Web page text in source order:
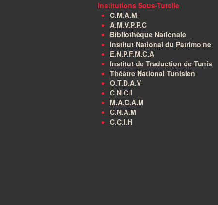
Institutions Sous-Tutelle
C.M.A.M
A.M.V.P.P.C
Bibliothèque Nationale
Institut National du Patrimoine
E.N.P.F.M.C.A
Institut de Traduction de Tunis
Théâtre National Tunisien
O.T.D.A.V
C.N.C.I
M.A.C.A.M
C.N.A.M
C.C.I.H